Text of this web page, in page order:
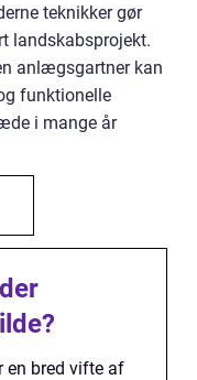
teknikker gør
landskabsprojekt.
anlægsgartner kan
funktionelle
i mange år
en bred vifte af